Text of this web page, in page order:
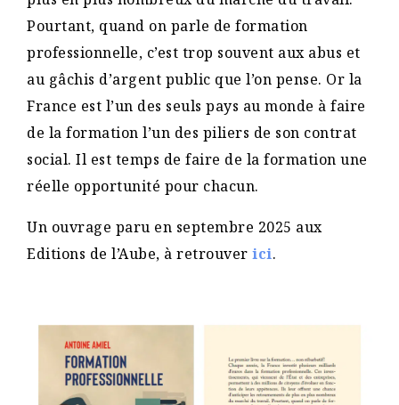
Pourtant, quand on parle de formation
professionnelle, c’est trop souvent aux abus et
au gâchis d’argent public que l’on pense. Or la
France est l’un des seuls pays au monde à faire
de la formation l’un des piliers de son contrat
social. Il est temps de faire de la formation une
réelle opportunité pour chacun.
Un ouvrage paru en septembre 2025 aux
Editions de l’Aube, à retrouver ici.